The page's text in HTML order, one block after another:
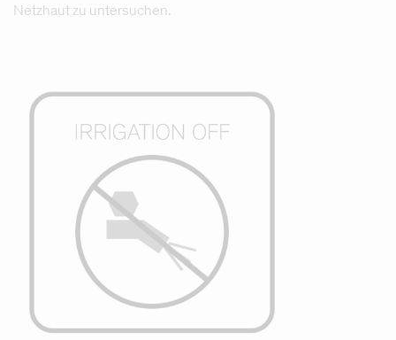
Netzhaut zu untersuchen.